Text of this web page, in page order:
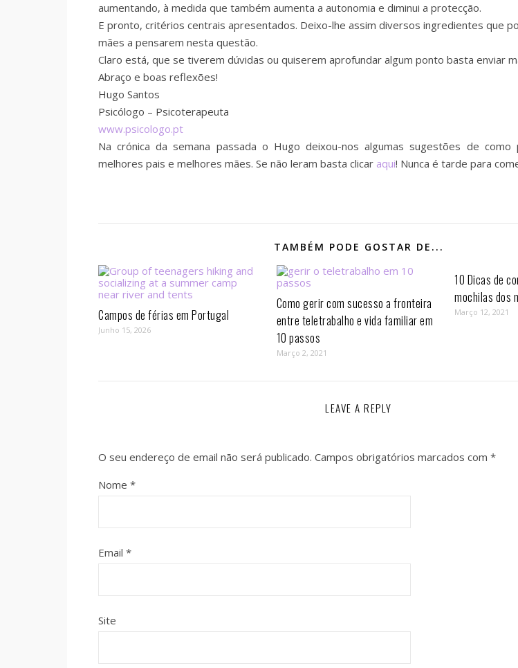
aumentando, à medida que também aumenta a autonomia e diminui a protecção.
E pronto, critérios centrais apresentados. Deixo-lhe assim diversos ingredientes que
mães a pensarem nesta questão.
Claro está, que se tiverem dúvidas ou quiserem aprofundar algum ponto basta enviar
Abraço e boas reflexões!
Hugo Santos
Psicólogo – Psicoterapeuta
www.psicologo.pt
Na crónica da semana passada o Hugo deixou-nos algumas sugestões de como
melhores pais e melhores mães. Se não leram basta clicar aqui! Nunca é tarde para
TAMBÉM PODE GOSTAR DE...
Campos de férias em Portugal
Junho 15, 2026
Como gerir com sucesso a fronteira
entre teletrabalho e vida familiar em
10 passos⁣
Março 2, 2021
10 Dicas de
mochilas dos
Março 12, 2021
LEAVE A REPLY
O seu endereço de email não será publicado. Campos obrigatórios marcados com *
Nome *
Email *
Site